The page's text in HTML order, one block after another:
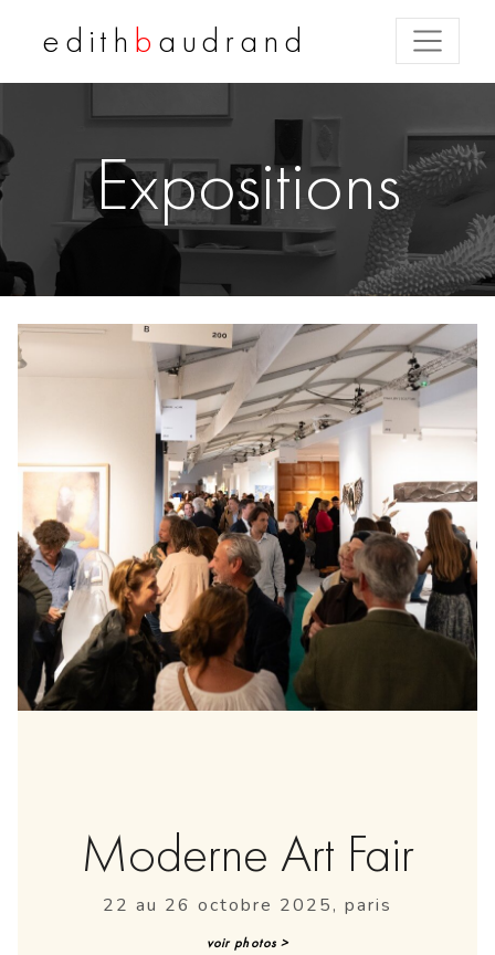
edith baudrand
Expositions
Moderne Art Fair
22 au 26 octobre 2025, paris
voir photos >